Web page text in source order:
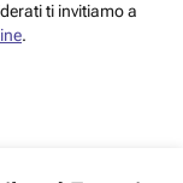
ti invitiamo a
.